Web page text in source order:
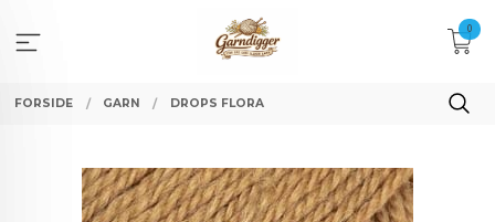
innholdet
0
FORSIDE GARN DROPS FLORA